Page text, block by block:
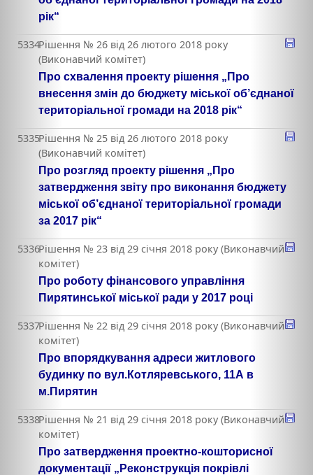
рік“
5334Рішення № 26 від 26 лютого 2018 року
(Виконавчий комітет)
Про схвалення проекту рішення „Про
внесення змін до бюджету міської об’єднаної
територіальної громади на 2018 рік“
5335Рішення № 25 від 26 лютого 2018 року
(Виконавчий комітет)
Про розгляд проекту рішення „Про
затвердження звіту про виконання бюджету
міської об’єднаної територіальної громади
за 2017 рік“
5336Рішення № 23 від 29 січня 2018 року (Виконавчий
комітет)
Про роботу фінансового управління
Пирятинської міської ради у 2017 році
5337Рішення № 22 від 29 січня 2018 року (Виконавчий
комітет)
Про впорядкування адреси житлового
будинку по вул.Котляревського, 11А в
м.Пирятин
5338Рішення № 21 від 29 січня 2018 року (Виконавчий
комітет)
Про затвердження проектно-кошторисної
документації „Реконструкція покрівлі